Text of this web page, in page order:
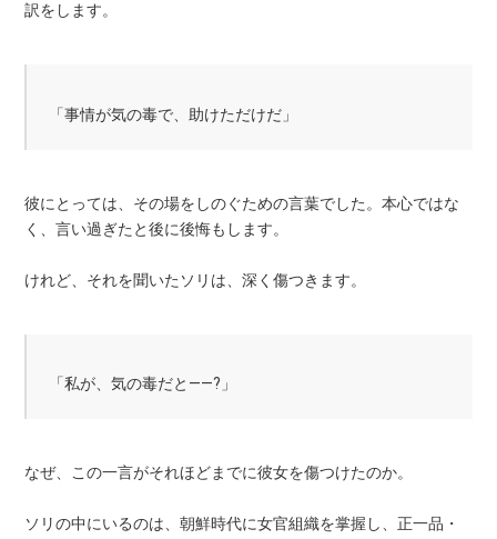
訳をします。
「事情が気の毒で、助けただけだ」
彼にとっては、その場をしのぐための言葉でした。本心ではな
く、言い過ぎたと後に後悔もします。
けれど、それを聞いたソリは、深く傷つきます。
「私が、気の毒だと——?」
なぜ、この一言がそれほどまでに彼女を傷つけたのか。
ソリの中にいるのは、朝鮮時代に女官組織を掌握し、正一品・